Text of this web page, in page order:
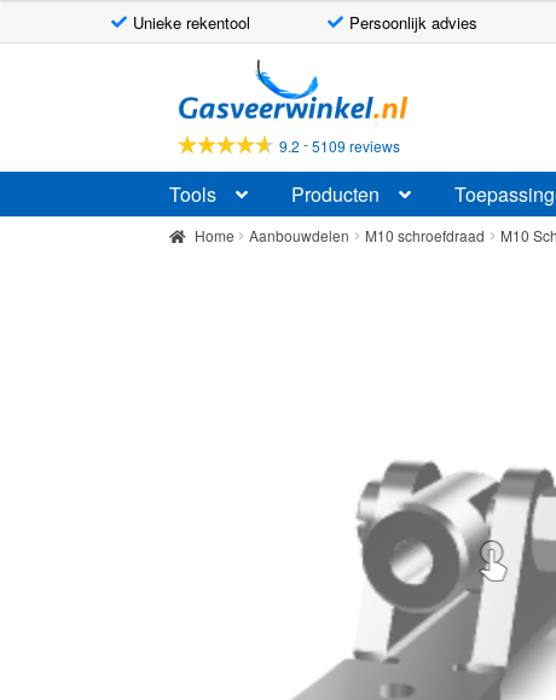
Unieke rekentool Persoonlijk advies
door
naar
navigatie
naar
de
inhoud
9.2 -5109 reviews
Tools Producten
Home Aanbouwdelen M10 schroefdraad M10